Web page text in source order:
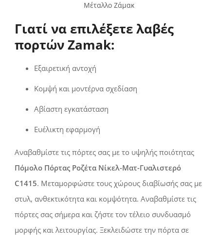
Μέταλλο Ζάμακ
Γιατί να επιλέξετε λαβές
πορτών Zamak:
Εξαιρετική αντοχή
Κομψή και μοντέρνα σχεδίαση
Αβίαστη εγκατάσταση
Ευέλικτη εφαρμογή
Αναβαθμίστε τις πόρτες σας με το υψηλής ποιότητας
Πόμολο Πόρτας Ροζέτα Νίκελ-Ματ-Γυαλιστερό
C1415. Μεταμορφώστε τους χώρους διαβίωσής σας με
στυλ, ανθεκτικότητα και κομψότητα. Αναβαθμίστε τις
πόρτες σας σήμερα και ζήστε τον τέλειο συνδυασμό
μορφής και λειτουργίας. Ξεκλειδώστε την πόρτα σε